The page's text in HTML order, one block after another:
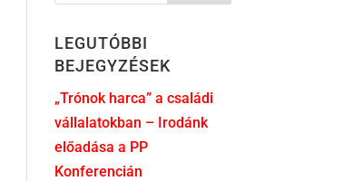
LEGUTÓBBI
BEJEGYZÉSEK
„Trónok harca” a családi
vállalatokban – Irodánk
előadása a PP
Konferencián